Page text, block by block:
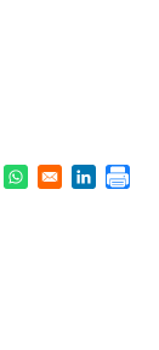
in a new window
in a new
Opens in a new
Opens